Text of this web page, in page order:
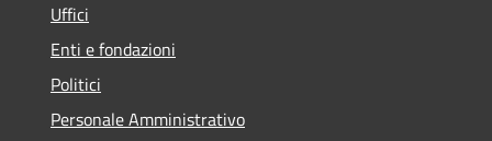
Uffici
Enti e fondazioni
Politici
Personale Amministrativo